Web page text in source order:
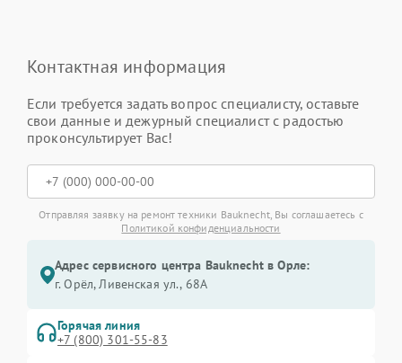
Контактная информация
Если требуется задать вопрос специалисту, оставьте
свои данные и дежурный специалист с радостью
проконсультирует Вас!
Отправляя заявку на ремонт техники Bauknecht, Вы соглашаетесь с
Политикой конфиденциальности
Адрес сервисного центра Bauknecht в Орле:
г. Орёл, Ливенская ул., 68А
Горячая линия
+7 (800) 301-55-83